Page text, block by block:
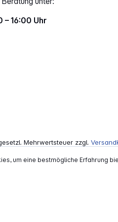
– 16:00 Uhr
Mehrwertsteuer zzgl.
© 2000 - 2026 TECHNIKdirekt
um eine bestmögliche Erfahrung